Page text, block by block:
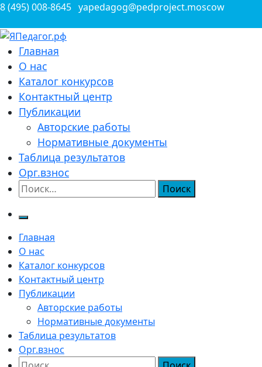
Перейти
содержимому
8 (495) 008-8645 yapedagog@pedproject.moscow
ЯПедагог.рф
Всероссийские конкурсы для педагогов
Главная
О нас
Каталог конкурсов
Контактный центр
Публикации
Авторские работы
Нормативные документы
Таблица результатов
Орг.взнос
Найти:
Главная
О нас
Каталог конкурсов
Контактный центр
Публикации
Авторские работы
Нормативные документы
Таблица результатов
Орг.взнос
Найти: